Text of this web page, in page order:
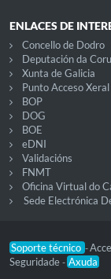
ENLACES DE
Concello de Dodro
Deputación da
Xunta de Galicia
Punto Acceso Xeral
BOP
DOG
BOE
eDNI
Validacións
FNMT
Oficina Virtual do
Sede Electrónica
Soporte técnico -
Seguridade - Axuda